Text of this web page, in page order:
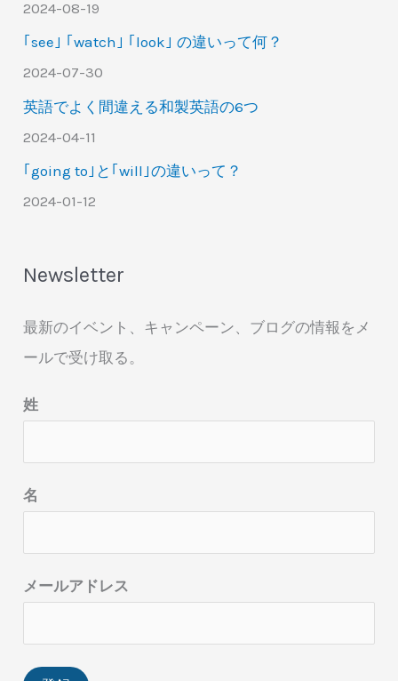
2024-08-19
｢see｣ ｢watch｣ ｢look｣ の違いって何？
2024-07-30
英語でよく間違える和製英語の6つ
2024-04-11
｢going to｣と｢will｣の違いって？
2024-01-12
Newsletter
最新のイベント、キャンペーン、ブログの情報をメ
ールで受け取る。
姓
名
メールアドレス